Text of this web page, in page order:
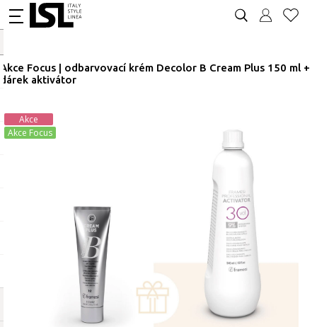
Akce Focus | odbarvovací krém Decolor B Cream Plus 150 ml +
dárek aktivátor
Akce
Akce Focus